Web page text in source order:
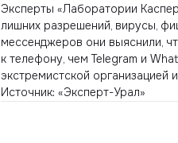
Эксперты «Лаборатории
лишних разрешений, вирусы,
мессенджеров они выяснили,
к телефону, чем Telegram и
экстремистской организацией
Источник: «Эксперт-Урал»